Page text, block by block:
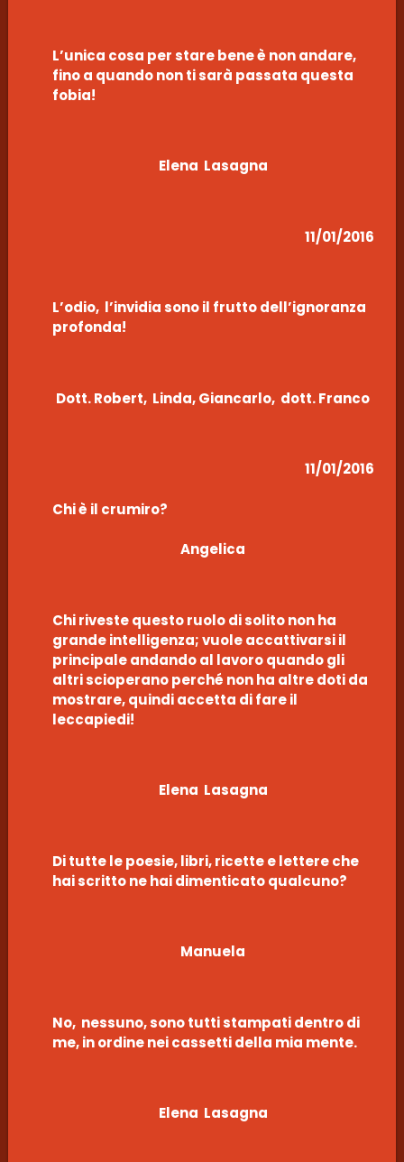
L’unica cosa per stare bene è non andare,
fino a quando non ti sarà passata questa
fobia!
Elena Lasagna
11/01/2016
L’odio, l’invidia sono il frutto dell’ignoranza
profonda!
Dott. Robert, Linda, Giancarlo, dott. Franco
11/01/2016
Chi è il crumiro?
Angelica
Chi riveste questo ruolo di solito non ha
grande intelligenza; vuole accattivarsi il
principale andando al lavoro quando gli
altri scioperano perché non ha altre doti da
mostrare, quindi accetta di fare il
leccapiedi!
Elena Lasagna
Di tutte le poesie, libri, ricette e lettere che
hai scritto ne hai dimenticato qualcuno?
Manuela
No, nessuno, sono tutti stampati dentro di
me, in ordine nei cassetti della mia mente.
Elena Lasagna